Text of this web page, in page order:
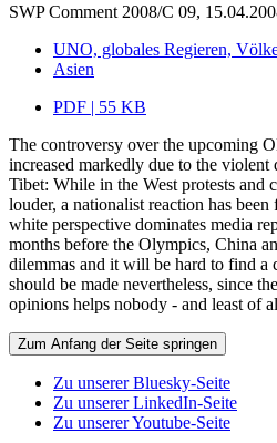
SWP Comment 2008/C 09,
UNO, globales Regieren,
Asien
PDF | 55 KB
The controversy over the upcoming
increased markedly due to the violent
Tibet: While in the West protests and
louder, a nationalist reaction has
white perspective dominates media
months before the Olympics, China
dilemmas and it will be hard to find a
should be made nevertheless, since
opinions helps nobody - and least of
Zum Anfang der Seite springen
Zu unserer Bluesky-Seite
Zu unserer LinkedIn-Seite
Zu unserer Youtube-Seite